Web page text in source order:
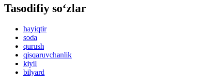
Tasodifiy so‘zlar
hayiqtir
soda
qurush
qisqaruvchanlik
kiyil
bilyard